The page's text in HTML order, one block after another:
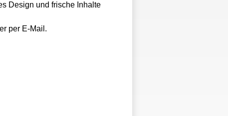
Design und frische Inhalte
per E-Mail.